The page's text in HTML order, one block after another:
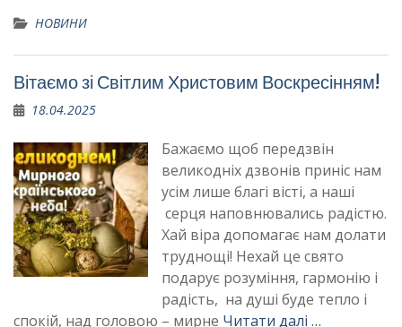
НОВИНИ
Вітаємо зі Світлим Христовим Воскресінням!
18.04.2025
Бажаємо щоб передзвін
великодніх дзвонів приніс нам
усім лише благі вісті, а наші
серця наповнювались радістю.
Хай віра допомагає нам долати
труднощі! Нехай це свято
подарує розуміння, гармонію і
радість, на душі буде тепло і
спокій, над головою – мирне Читати далі …